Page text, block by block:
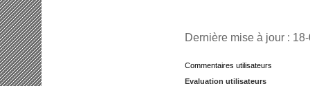
Dernière mise à jour :
Commentaires utilisateurs
Evaluation utilisateurs